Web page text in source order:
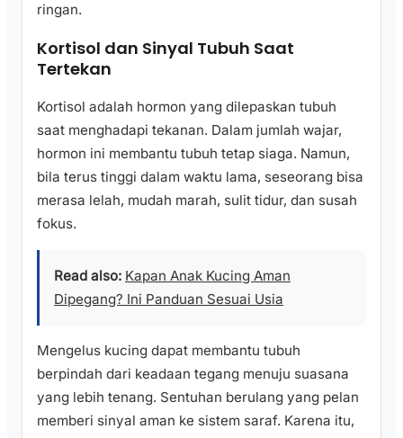
ringan.
Kortisol dan Sinyal Tubuh Saat
Tertekan
Kortisol adalah hormon yang dilepaskan tubuh
saat menghadapi tekanan. Dalam jumlah wajar,
hormon ini membantu tubuh tetap siaga. Namun,
bila terus tinggi dalam waktu lama, seseorang bisa
merasa lelah, mudah marah, sulit tidur, dan susah
fokus.
Read also: Kapan Anak Kucing Aman
Dipegang? Ini Panduan Sesuai Usia
Mengelus kucing dapat membantu tubuh
berpindah dari keadaan tegang menuju suasana
yang lebih tenang. Sentuhan berulang yang pelan
memberi sinyal aman ke sistem saraf. Karena itu,